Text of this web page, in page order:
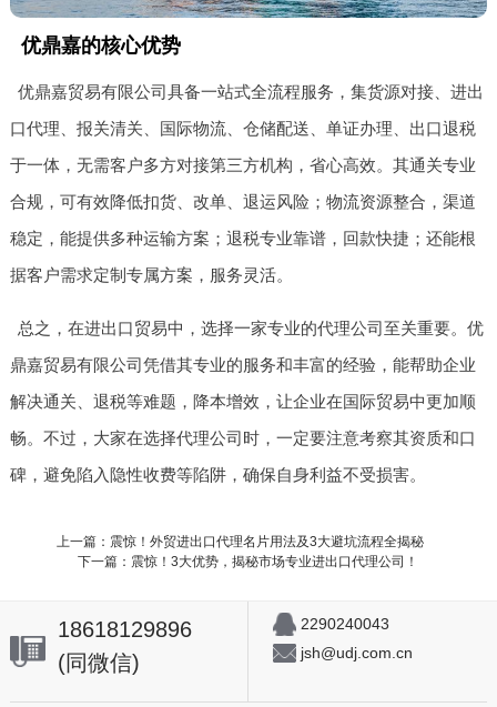
优鼎嘉的核心优势
优鼎嘉贸易有限公司具备一站式全流程服务，集货源对接、进出
口代理、报关清关、国际物流、仓储配送、单证办理、出口退税
于一体，无需客户多方对接第三方机构，省心高效。其通关专业
合规，可有效降低扣货、改单、退运风险；物流资源整合，渠道
稳定，能提供多种运输方案；退税专业靠谱，回款快捷；还能根
据客户需求定制专属方案，服务灵活。
总之，在进出口贸易中，选择一家专业的代理公司至关重要。优
鼎嘉贸易有限公司凭借其专业的服务和丰富的经验，能帮助企业
解决通关、退税等难题，降本增效，让企业在国际贸易中更加顺
畅。不过，大家在选择代理公司时，一定要注意考察其资质和口
碑，避免陷入隐性收费等陷阱，确保自身利益不受损害。
上一篇：震惊！外贸进出口代理名片用法及3大避坑流程全揭秘
下一篇：震惊！3大优势，揭秘市场专业进出口代理公司！
18618129896
(同微信)
2290240043
jsh@udj.com.cn